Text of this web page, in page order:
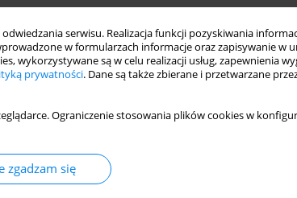
serwisu. Realizacja funkcji pozyskiwania
w formularzach informacje oraz zapisywanie w
wykorzystywane są w celu realizacji usług, zapewnienia
prywatności. Dane są także zbierane i przetwarzane
Ograniczenie stosowania plików cookies w
zgadzam się